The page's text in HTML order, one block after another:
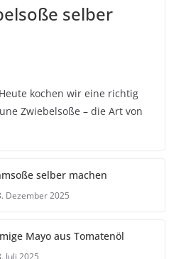
selber
kochen wir eine richtig
Zwiebelsoße – die Art von
selber machen
Dezember 2025
Mayo aus Tomatenöl